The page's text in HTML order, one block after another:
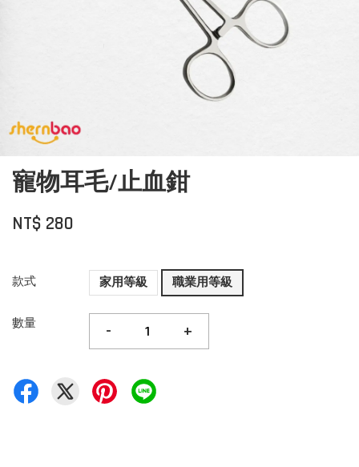
寵物耳毛/止血鉗
NT$ 280
款式 家用等級 職業用等級
數量 - +